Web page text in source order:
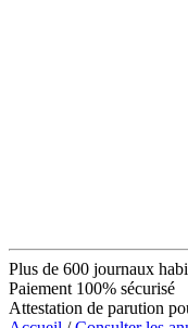
Plus de 600 journaux
Paiement 100% sécurisé
Attestation de parution